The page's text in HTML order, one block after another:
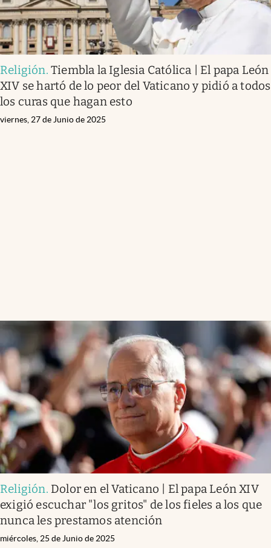
Religión.Tiembla la Iglesia Católica | El papa León
XIV se hartó de lo peor del Vaticano y pidió a todos
los curas que hagan esto
viernes, 27 de Junio de 2025
Religión. Dolor en el Vaticano | El papa León XIV
exigió escuchar "los gritos" de los fieles a los que
nunca les prestamos atención
miércoles, 25 de Junio de 2025